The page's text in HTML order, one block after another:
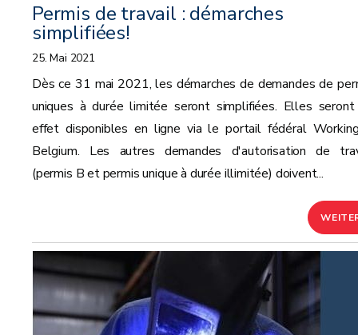
Permis de travail : démarches
simplifiées!
25. Mai 2021
Dès ce 31 mai 2021, les démarches de demandes de
uniques à durée limitée seront simplifiées. Elles
effet disponibles en ligne via le portail fédéral
Belgium. Les autres demandes d'autorisation de
(permis B et permis unique à durée illimitée) doivent...